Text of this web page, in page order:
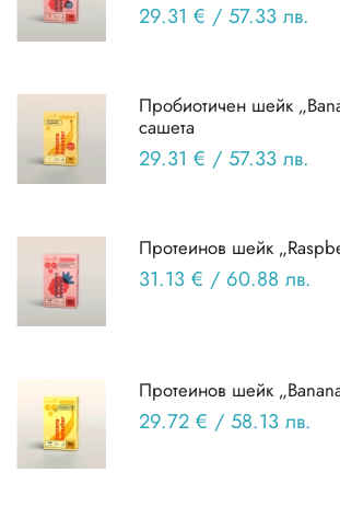
29.31 € / 57.33 лв.
Пробиотичен шейк
сашета
29.31 € / 57.33 лв.
Протеинов шейк
31.13 € / 60.88 лв.
Протеинов шейк
29.72 € / 58.13 лв.